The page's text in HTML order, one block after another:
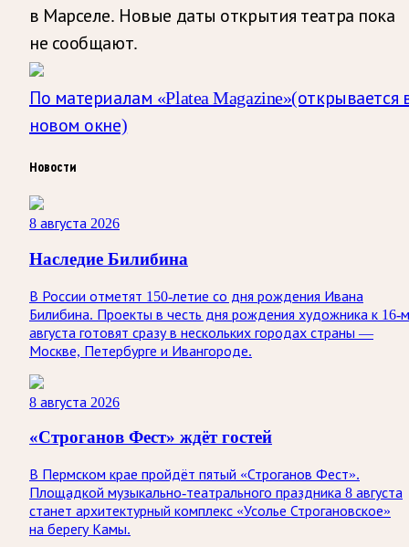
в Марселе. Новые даты открытия театра пока
не сообщают.
По материалам «Platea Magazine»(открывается
новом окне)
Новости
8 августа 2026
Наследие Билибина
В России отметят 150-летие со дня рождения Ивана
Билибина. Проекты в честь дня рождения художника к 16-
августа готовят сразу в нескольких городах страны —
Москве, Петербурге и Ивангороде.
8 августа 2026
«Строганов Фест» ждёт гостей
В Пермском крае пройдёт пятый «Строганов Фест».
Площадкой музыкально-театрального праздника 8 августа
станет архитектурный комплекс «Усолье Строгановское»
на берегу Камы.